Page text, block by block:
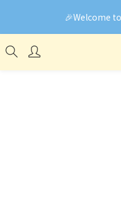
🎉Welcome
🎉Welcome
網頁系統升級中，部份
Facebook